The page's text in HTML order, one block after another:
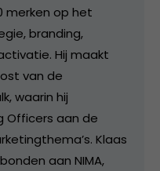
merken op het
branding,
Hij maakt
van de
waarin hij
Officers aan de
Klaas
aan NIMA,